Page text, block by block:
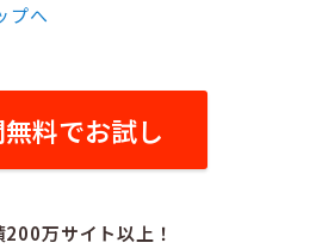
プへ
料でお試し
200万サイト以上！